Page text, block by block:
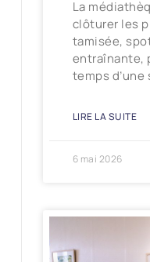
La
clôturer les
tamisée,
entraînante,
temps d’une
LIRE LA SUITE
6 mai 2026